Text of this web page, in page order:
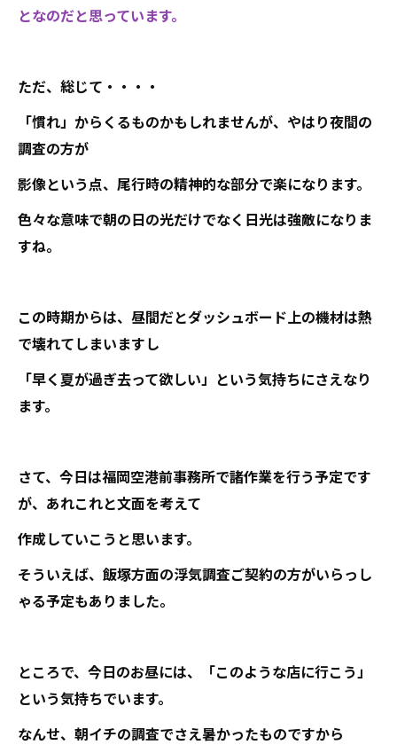
となのだと思っています。
ただ、総じて・・・・
「慣れ」からくるものかもしれませんが、やはり夜間の
調査の方が
影像という点、尾行時の精神的な部分で楽になります。
色々な意味で朝の日の光だけでなく日光は強敵になりま
すね。
この時期からは、昼間だとダッシュボード上の機材は熱
で壊れてしまいますし
「早く夏が過ぎ去って欲しい」という気持ちにさえなり
ます。
さて、今日は福岡空港前事務所で諸作業を行う予定です
が、あれこれと文面を考えて
作成していこうと思います。
そういえば、飯塚方面の浮気調査ご契約の方がいらっし
ゃる予定もありました。
ところで、今日のお昼には、「このような店に行こう」
という気持ちでいます。
なんせ、朝イチの調査でさえ暑かったものですから